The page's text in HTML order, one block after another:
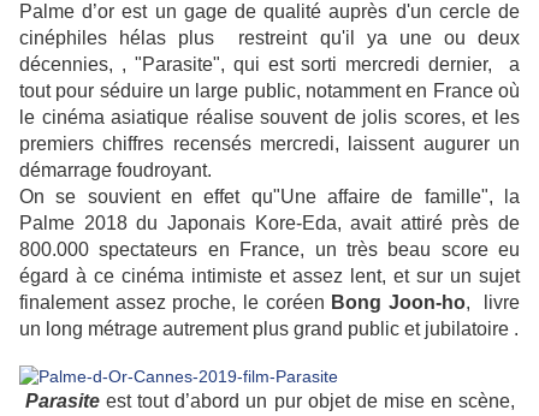
Palme d’or est un gage de qualité auprès d'un cercle de
cinéphiles hélas plus restreint qu'il ya une ou deux
décennies, , "Parasite", qui est sorti mercredi dernier, a
tout pour séduire un large public, notamment en France où
le cinéma asiatique réalise souvent de jolis scores, et les
premiers chiffres recensés mercredi, laissent augurer un
démarrage foudroyant.
On se souvient en effet qu"Une affaire de famille", la
Palme 2018 du Japonais Kore-Eda, avait attiré près de
800.000 spectateurs en France, un très beau score eu
égard à ce cinéma intimiste et assez lent, et sur un sujet
finalement assez proche, le coréen Bong Joon-ho, livre
un long métrage autrement plus grand public et jubilatoire .
Parasiteest tout d’abord un pur objet de mise en scène,